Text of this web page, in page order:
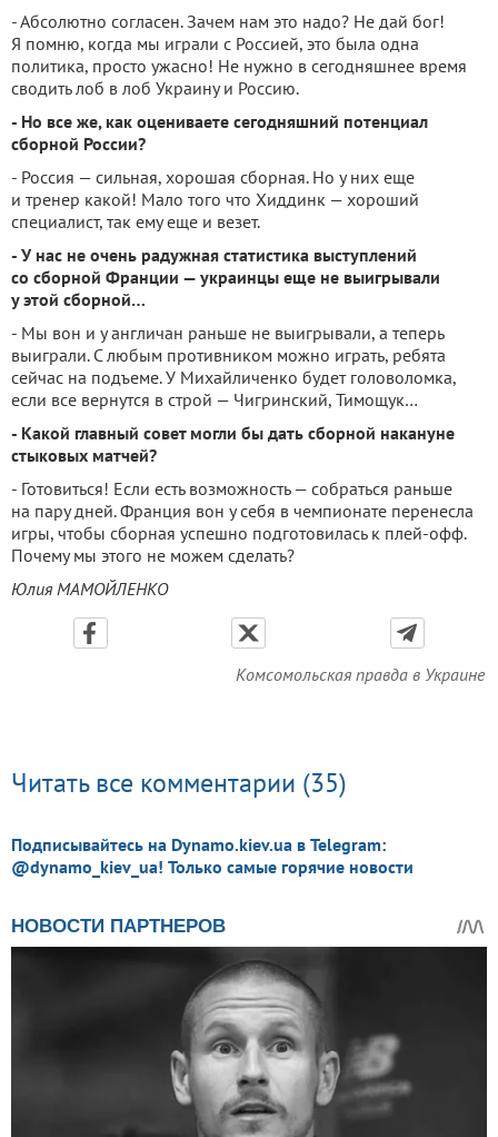
- Абсолютно согласен. Зачем нам это надо? Не дай бог!
Я помню, когда мы играли с Россией, это была одна
политика, просто ужасно! Не нужно в сегодняшнее время
сводить лоб в лоб Украину и Россию.
- Но все же, как оцениваете сегодняшний потенциал
сборной России?
- Россия — сильная, хорошая сборная. Но у них еще
и тренер какой! Мало того что Хиддинк — хороший
специалист, так ему еще и везет.
- У нас не очень радужная статистика выступлений
со сборной Франции — украинцы еще не выигрывали
у этой сборной…
- Мы вон и у англичан раньше не выигрывали, а теперь
выиграли. С любым противником можно играть, ребята
сейчас на подъеме. У Михайличенко будет головоломка,
если все вернутся в строй — Чигринский, Тимощук…
- Какой главный совет могли бы дать сборной накануне
стыковых матчей?
- Готовиться! Если есть возможность — собраться раньше
на пару дней. Франция вон у себя в чемпионате перенесла
игры, чтобы сборная успешно подготовилась к плей-офф.
Почему мы этого не можем сделать?
Юлия МАМОЙЛЕНКО
Комсомольская правда в Украине
Читать все комментарии (35)
Подписывайтесь на Dynamo.kiev.ua в Telegram:
@dynamo_kiev_ua! Только самые горячие новости